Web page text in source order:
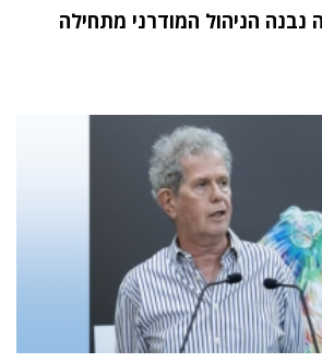
נבנה הניהול המודרני מתחילה